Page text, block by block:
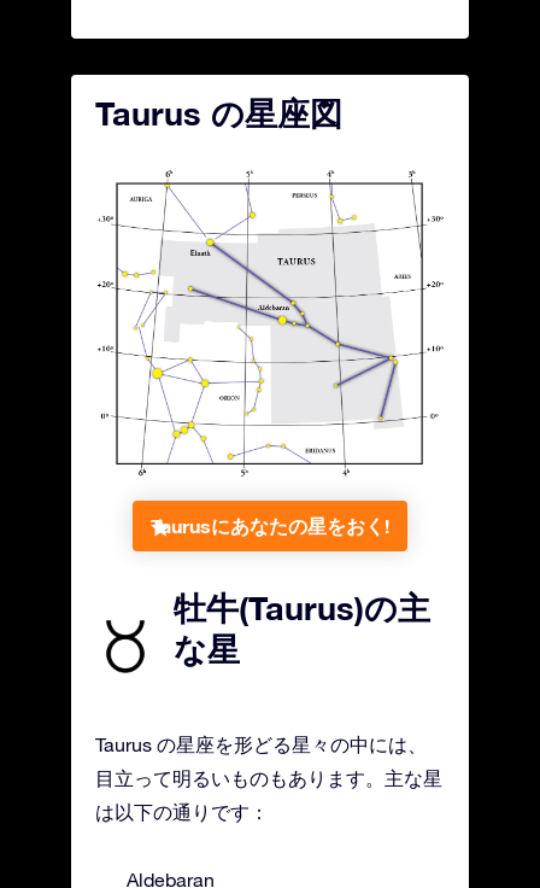
Taurus の星座図
Taurusにあなたの星をおく!
牡牛(Taurus)の主
な星
Taurus の星座を形どる星々の中には、
目立って明るいものもあります。主な星
は以下の通りです：
Aldebaran